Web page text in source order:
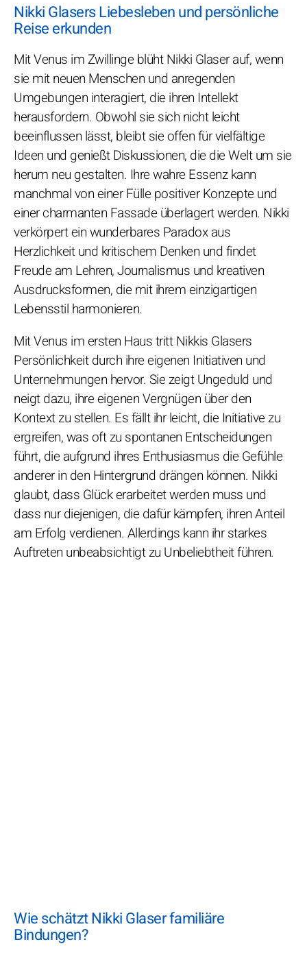
Nikki Glasers Liebesleben und persönliche
Reise erkunden
Mit Venus im Zwillinge blüht Nikki Glaser auf, wenn
sie mit neuen Menschen und anregenden
Umgebungen interagiert, die ihren Intellekt
herausfordern. Obwohl sie sich nicht leicht
beeinflussen lässt, bleibt sie offen für vielfältige
Ideen und genießt Diskussionen, die die Welt um sie
herum neu gestalten. Ihre wahre Essenz kann
manchmal von einer Fülle positiver Konzepte und
einer charmanten Fassade überlagert werden. Nikki
verkörpert ein wunderbares Paradox aus
Herzlichkeit und kritischem Denken und findet
Freude am Lehren, Journalismus und kreativen
Ausdrucksformen, die mit ihrem einzigartigen
Lebensstil harmonieren.
Mit Venus im ersten Haus tritt Nikkis Glasers
Persönlichkeit durch ihre eigenen Initiativen und
Unternehmungen hervor. Sie zeigt Ungeduld und
neigt dazu, ihre eigenen Vergnügen über den
Kontext zu stellen. Es fällt ihr leicht, die Initiative zu
ergreifen, was oft zu spontanen Entscheidungen
führt, die aufgrund ihres Enthusiasmus die Gefühle
anderer in den Hintergrund drängen können. Nikki
glaubt, dass Glück erarbeitet werden muss und
dass nur diejenigen, die dafür kämpfen, ihren Anteil
am Erfolg verdienen. Allerdings kann ihr starkes
Auftreten unbeabsichtigt zu Unbeliebtheit führen.
Wie schätzt Nikki Glaser familiäre
Bindungen?